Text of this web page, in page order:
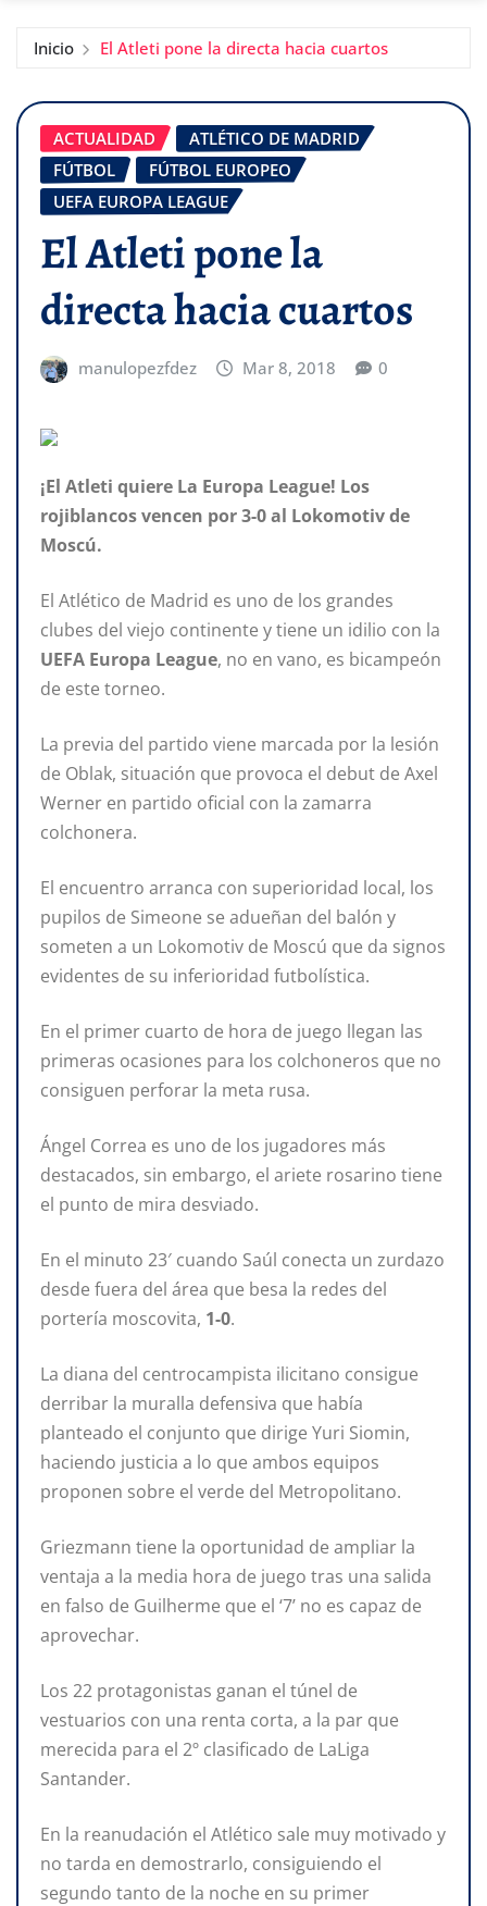
Inicio El Atleti pone la directa hacia cuartos
ACTUALIDAD
ATLÉTICO DE MADRID
FÚTBOL
FÚTBOL EUROPEO
UEFA EUROPA LEAGUE
El Atleti pone la
directa hacia cuartos
manulopezfdez Mar 8, 2018 0
¡El Atleti quiere La Europa League! Los
rojiblancos vencen por 3-0 al Lokomotiv de
Moscú.
El Atlético de Madrid es uno de los grandes
clubes del viejo continente y tiene un idilio con la
UEFA Europa League, no en vano, es bicampeón
de este torneo.
La previa del partido viene marcada por la lesión
de Oblak, situación que provoca el debut de Axel
Werner en partido oficial con la zamarra
colchonera.
El encuentro arranca con superioridad local, los
pupilos de Simeone se adueñan del balón y
someten a un Lokomotiv de Moscú que da signos
evidentes de su inferioridad futbolística.
En el primer cuarto de hora de juego llegan las
primeras ocasiones para los colchoneros que no
consiguen perforar la meta rusa.
Ángel Correa es uno de los jugadores más
destacados, sin embargo, el ariete rosarino tiene
el punto de mira desviado.
En el minuto 23′ cuando Saúl conecta un zurdazo
desde fuera del área que besa la redes del
portería moscovita, 1-0.
La diana del centrocampista ilicitano consigue
derribar la muralla defensiva que había
planteado el conjunto que dirige Yuri Siomin,
haciendo justicia a lo que ambos equipos
proponen sobre el verde del Metropolitano.
Griezmann tiene la oportunidad de ampliar la
ventaja a la media hora de juego tras una salida
en falso de Guilherme que el ‘7’ no es capaz de
aprovechar.
Los 22 protagonistas ganan el túnel de
vestuarios con una renta corta, a la par que
merecida para el 2º clasificado de LaLiga
Santander.
En la reanudación el Atlético sale muy motivado y
no tarda en demostrarlo, consiguiendo el
segundo tanto de la noche en su primer